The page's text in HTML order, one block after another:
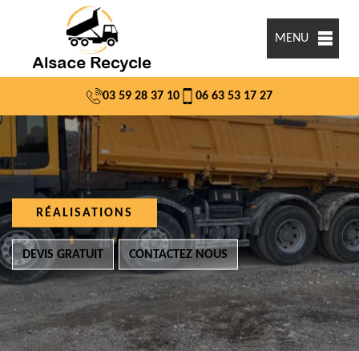
MENU
03 59 28 37 10 06 63 53 17 27
RÉALISATIONS
DEVIS GRATUIT CONTACTEZ NOUS